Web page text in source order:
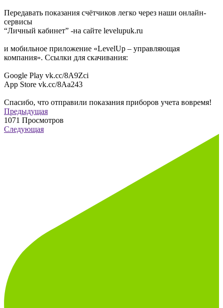
Передавать показания счётчиков легко через наши онлайн-
сервисы
“Личный кабинет” -на сайте levelupuk.ru
и мобильное приложение «LevelUp – управляющая
компания». Ссылки для скачивания:
Google Play vk.cc/8A9Zci
App Store vk.cc/8Aa243
Спасибо, что отправили показания приборов учета вовремя!
Предыдущая
1071 Просмотров
Следующая